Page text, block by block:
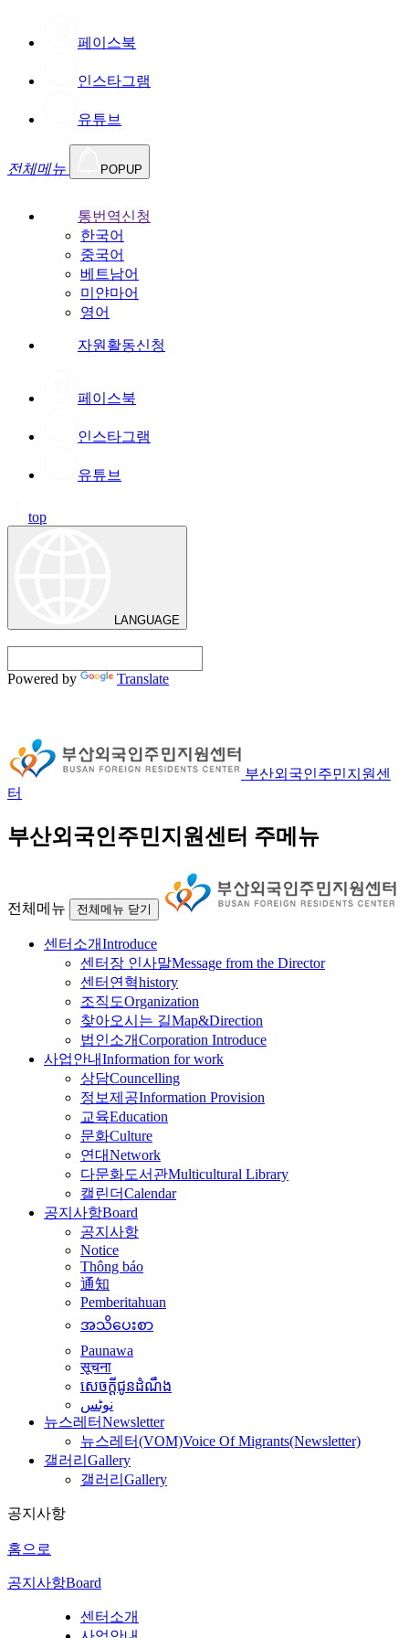
페이스북
인스타그램
유튜브
전체메뉴 POPUP
통번역신청
한국어
중국어
베트남어
미얀마어
영어
자원활동신청
페이스북
인스타그램
유튜브
top
LANGUAGE
Powered by Translate
부산외국인주민지원센
터
부산외국인주민지원센터 주메뉴
전체메뉴 전체메뉴 닫기
센터소개Introduce
센터장 인사말Message from the Director
센터연혁history
조직도Organization
찾아오시는 길Map&Direction
법인소개Corporation Introduce
사업안내Information for work
상담Councelling
정보제공Information Provision
교육Education
문화Culture
연대Network
다문화도서관Multicultural Library
캘린더Calendar
공지사항Board
공지사항
Notice
Thông báo
通知
Pemberitahuan
အသိပေးစာ
Paunawa
सूचना
សេចក្តីជូនដំណឹង
نوٹس
뉴스레터Newsletter
뉴스레터(VOM)Voice Of Migrants(Newsletter)
갤러리 Gallery
갤러리 Gallery
공지사항
홈으로
공지사항Board
센터소개